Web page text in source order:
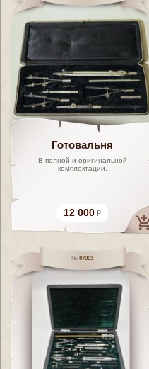
Готовальня
В полной и оригинальной
комплектации.
12 000
87003